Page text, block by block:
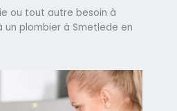
ou tout autre besoin à
un plombier à Smetlede en